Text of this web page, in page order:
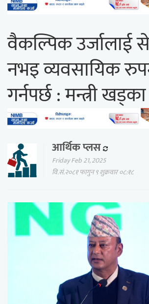
वैकल्पिक उर्जालाई
नभइ व्यवसायिक
गर्नपर्छ : मन्त्री खड्का
आर्थिक प्लस
Friday Feb 21, 2025
वि.सं.२०८१ फागुन ९ शुक्रवार ०८:१८